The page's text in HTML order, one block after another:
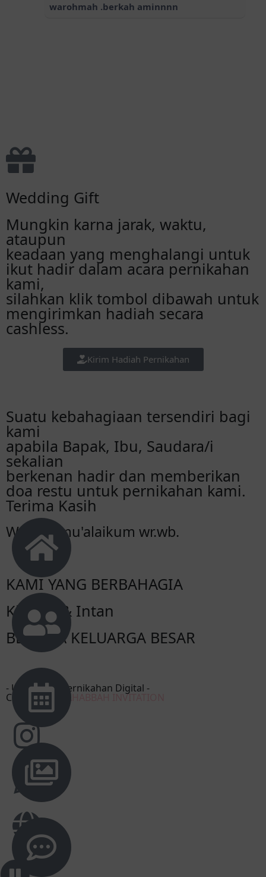
warohmah .berkah aminnnn
Wedding Gift
Mungkin karna jarak, waktu,
ataupun
keadaan yang menghalangi untuk
ikut hadir dalam acara pernikahan
kami,
silahkan klik tombol dibawah untuk
mengirimkan hadiah secara
cashless.
Kirim Hadiah Pernikahan
Suatu kebahagiaan tersendiri bagi
kami
apabila Bapak, Ibu, Saudara/i
sekalian
berkenan hadir dan memberikan
doa restu untuk pernikahan kami.
Terima Kasih
Wassalamu'alaikum wr.wb.
KAMI YANG BERBAHAGIA
Khairul & Intan
BESERTA KELUARGA BESAR
- Undangan Pernikahan Digital -
Created by MAHABBAH INVITATION